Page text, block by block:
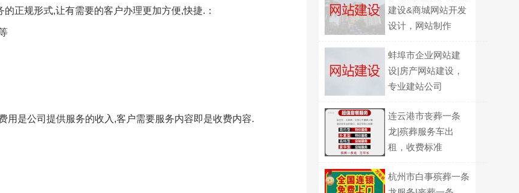
正规形式,让有需要的客户办理更加方便,快捷.：
用是公司提供服务的收入,客户需要服务内容即是收费内容.
建设&商城网站开发
设计，网站制作
蚌埠市企业网站建
设|房产网站建设，
专业建站公司
连云港市丧葬一条
龙|殡葬服务车出
租，收费标准
杭州市白事殡葬一条